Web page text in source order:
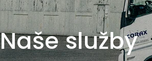
Naše služby